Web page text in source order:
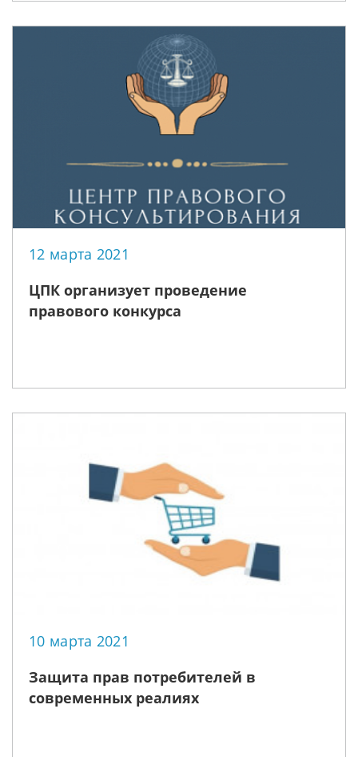
12 марта 2021
ЦПК организует проведение
правового конкурса
10 марта 2021
Защита прав потребителей в
современных реалиях